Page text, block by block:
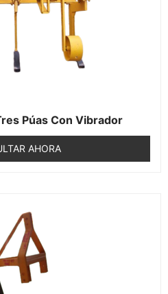
Púas Con Vibrador
AHORA